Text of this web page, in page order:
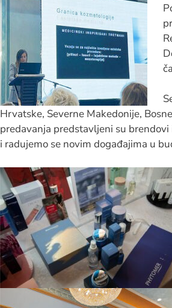
Hrvatske, Severne Makedonije,
predavanja predstavljeni su
i radujemo se novim događajima u